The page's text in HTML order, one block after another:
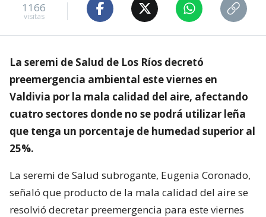
1166
visitas
La seremi de Salud de Los Ríos decretó
preemergencia ambiental este viernes en
Valdivia por la mala calidad del aire, afectando
cuatro sectores donde no se podrá utilizar leña
que tenga un porcentaje de humedad superior al
25%.
La seremi de Salud subrogante, Eugenia Coronado,
señaló que producto de la mala calidad del aire se
resolvió decretar preemergencia para este viernes